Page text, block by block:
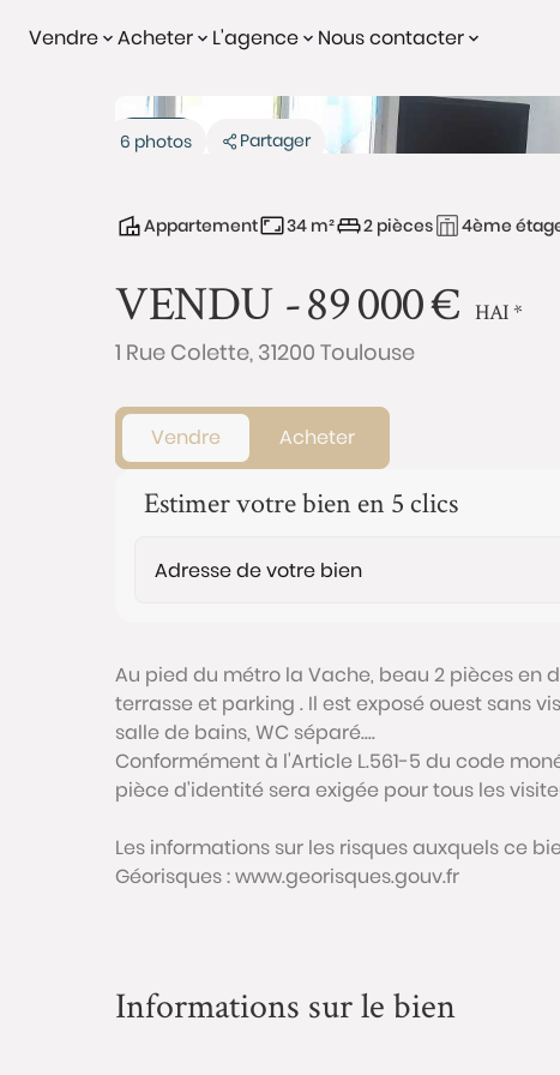
Vendre Acheter L'agence Nous contacter
Vendu
6 photos Partager
Appartement 34 m² 2 pièces 4ème
VENDU -89 000€ HAI *
1 Rue Colette, 31200 Toulouse
Vendre Acheter
Estimer votre bien en 5 clics
Au pied du métro la Vache, beau 2 pièces en
terrasse et parking . Il est exposé ouest sans
salle de bains, WC séparé....
Conformément à l'Article L.561-5 du code
pièce d'identité sera exigée pour tous les
Les informations sur les risques auxquels ce
Géorisques : www.georisques.gouv.fr
Informations sur le bien